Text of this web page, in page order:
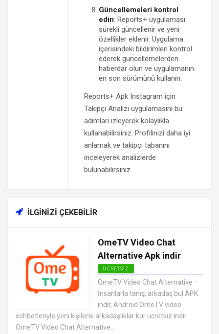
Güncellemeleri kontrol
edin: Reports+ uygulaması
sürekli güncellenir ve yeni
özellikler eklenir. Uygulama
içerisindeki bildirimleri kontrol
ederek güncellemelerden
haberdar olun ve uygulamanın
en son sürümünü kullanın.
Reports+ Apk Instagram için
Takipçi Analizi uygulamasını bu
adımları izleyerek kolaylıkla
kullanabilirsiniz. Profilinizi daha iyi
anlamak ve takipçi tabanını
inceleyerek analizlerde
bulunabilirsiniz.
İLGINIZI ÇEKEBILIR
OmeTV Video Chat
Alternative Apk indir
ÜCRETSIZ
SOSYAL MEDYA MESAJLAŞMA
UYGULAMALARI APK
OmeTV Video Chat Alternative –
İnsanlarla tanış, arkadaş bul APK
indir, Android OmeTV video
sohbetleriyle yeni kişilerle arkadaşlıklar kur ücretsiz indir.
OmeTV Video Chat Alternative...